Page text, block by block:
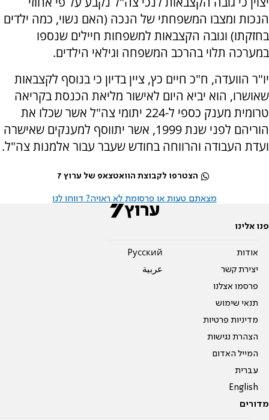
הנכות ומצבו המשפחתי של הנכה (האם נשוי, כמה ילדים
בחזקתו) וגובה הקצבאות למשפחות חיילים שנספו
במערכה תלוי בהרכב המשפחה וגילאי הילדים.
יו"ר הוועדה, ח"כ חיים כץ, ציין בדיון כי בנוסף לקצבאות
שאושרו, הוא יביא היום לאישור מליאת הכנסת בקריאה
טרומית מענק כספי ל-224 יתומי צה"ל אשר שכלו את
הוריהם לפני שנת 1999, אשר יתווסף למענקים שאישרה
ועדת העבודה והרווחה בחודש שעבר עבור אלמנות צה"ל.
הצטרפו לקבוצת הוואטצאפ של ערוץ 7
מצאתם טעות או פרסומת לא ראויה? דווחו לנו
פנו אלינו
אודות
יצירת קשר
פרסמו אצלנו
תנאי שימוש
מדיניות פרטיות
הצהרת נגישות
המייל האדום
עברית
English
Pусский
عربية
מדורים